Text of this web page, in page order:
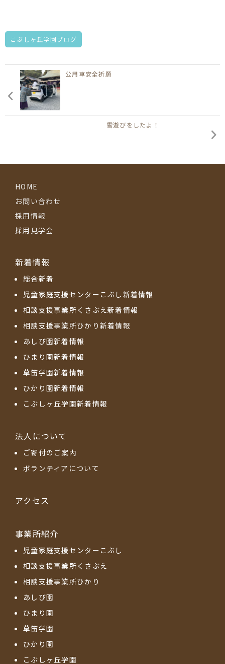
こぶしヶ丘学園ブログ
公用車安全祈願
雪遊びをしたよ！
HOME
お問い合わせ
採用情報
採用見学会
新着情報
総合新着
児童家庭支援センターこぶし新着情報
相談支援事業所くさぶえ新着情報
相談支援事業所ひかり新着情報
あしび園新着情報
ひまり園新着情報
草笛学園新着情報
ひかり園新着情報
こぶしヶ丘学園新着情報
法人について
ご寄付のご案内
ボランティアについて
アクセス
事業所紹介
児童家庭支援センターこぶし
相談支援事業所くさぶえ
相談支援事業所ひかり
あしび園
ひまり園
草笛学園
ひかり園
こぶしヶ丘学園